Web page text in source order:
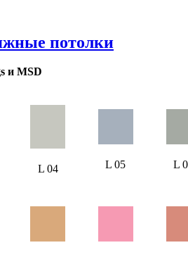
потолки
и MSD
L 04 L 05 L